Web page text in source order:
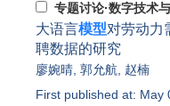
专题讨论·数字技术
大语言模型对劳动
聘数据的研究
廖婉晴 郭允航
赵楠
First published at: May